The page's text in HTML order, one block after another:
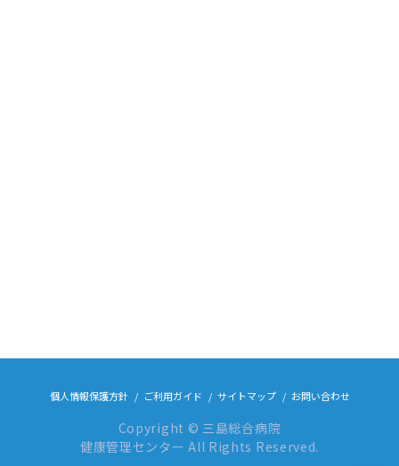
個人情報保護方針 ご利用ガイド サイトマップ お問い合わせ
Copyright © 三島総合病院
健康管理センター All Rights Reserved.